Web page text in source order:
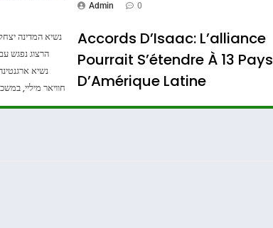
Admin 0
נשיא המדינה
הרצוג נפגש
נשיא
חוויאר מיליי,
הנשיא
Accords D’Isaac: L’alliance
Pourrait S’étendre À 13 Pays
D’Amérique Latine
Admin 0
Loya Stauber